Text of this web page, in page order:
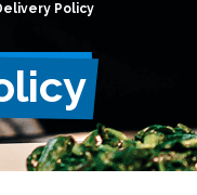
Policy